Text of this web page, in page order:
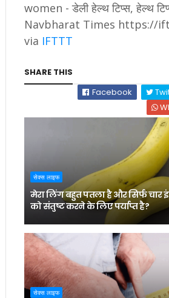
women - डेली हेल्थ टिप्स, हेल्थ
Navbharat Times https://
via IFTTT
SHARE THIS
Facebook
सेक्स लाइफ
मेरा लिंग बहुत पतला है और सिर्फ चार
को संतुष्ट करने के लिए पर्याप्त है?
सेक्स लाइफ